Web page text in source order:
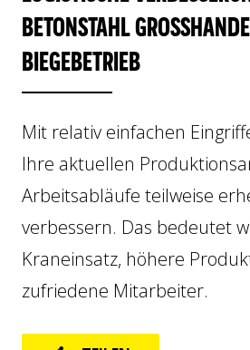
GEBRAUCHTMASCHINEN
Home
Über uns
Weltweit
After-sales
BETONSTAHL
IEGEBETRIEB
Mit relativ einfachen
Ihre aktuellen
Arbeitsabläufe teilweise
verbessern. Das bedeutet
Kraneinsatz, höhere
zufriedene Mitarbeiter.